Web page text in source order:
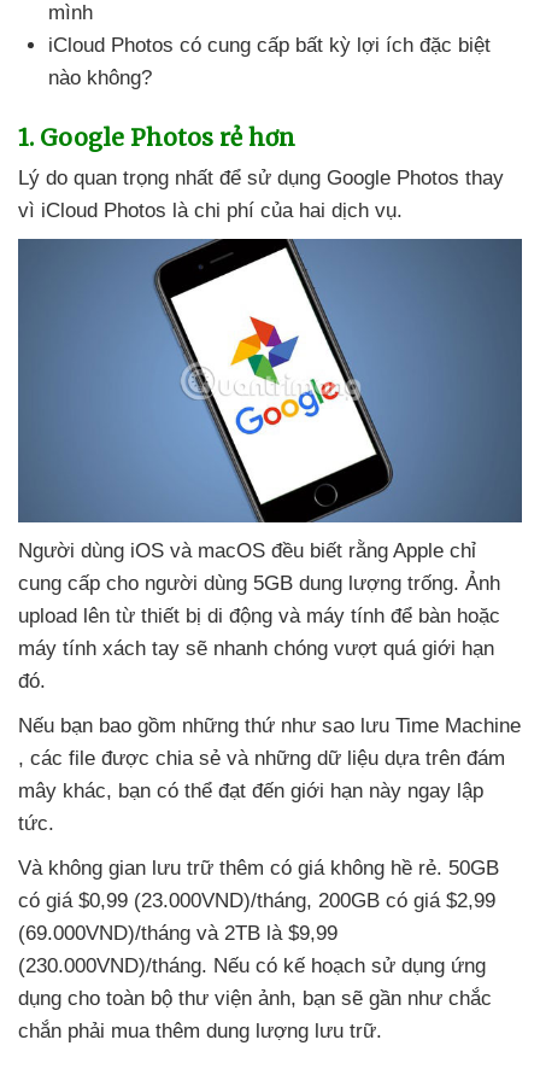
mình
iCloud Photos có cung cấp bất kỳ lợi ích đặc biệt
nào không?
1. Google Photos rẻ hơn
Lý do quan trọng nhất để sử dụng Google Photos thay
vì iCloud Photos là chi phí của hai dịch vụ.
Người dùng iOS và macOS đều biết rằng Apple chỉ
cung cấp cho người dùng 5GB dung lượng trống. Ảnh
upload lên từ thiết bị di động và máy tính để bàn hoặc
máy tính xách tay sẽ nhanh chóng vượt quá giới hạn
đó.
Nếu bạn bao gồm những thứ như sao lưu Time Machine
, các file được chia sẻ và những dữ liệu dựa trên đám
mây khác, bạn có thể đạt đến giới hạn này ngay lập
tức.
Và không gian lưu trữ thêm có giá không hề rẻ. 50GB
có giá $0,99 (23.000VND)/tháng, 200GB có giá $2,99
(69.000VND)/tháng và 2TB là $9,99
(230.000VND)/tháng. Nếu có kế hoạch sử dụng ứng
dụng cho toàn bộ thư viện ảnh, bạn sẽ gần như chắc
chắn phải mua thêm dung lượng lưu trữ.